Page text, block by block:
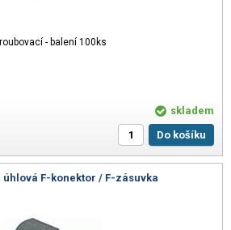
- balení 100ks
skladem
Do košíku
úhlová F-konektor / F-zásuvka